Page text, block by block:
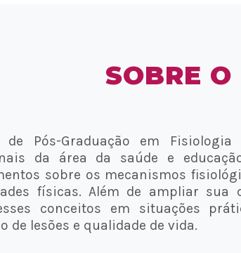
SOBRE O
de Pós-Graduação em
da área da saúde e
sobre os mecanismos
físicas. Além de ampliar sua
conceitos em situações
de lesões e qualidade de vida.